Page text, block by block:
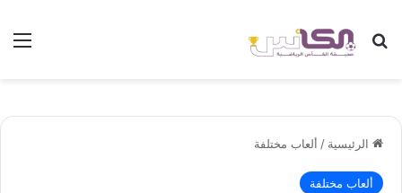
بحث عن
الرئيسية / ألعاب مختلفة
ألعاب مختلفة